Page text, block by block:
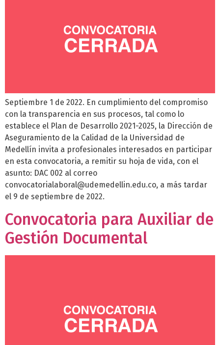
Septiembre 1 de 2022. En cumplimiento del compromiso
con la transparencia en sus procesos, tal como lo
establece el Plan de Desarrollo 2021-2025, la Dirección de
Aseguramiento de la Calidad de la Universidad de
Medellín invita a profesionales interesados en participar
en esta convocatoria, a remitir su hoja de vida, con el
asunto: DAC 002 al correo
convocatorialaboral@udemedellin.edu.co, a más tardar
el 9 de septiembre de 2022.
Convocatoria para Auxiliar de
Gestión Documental